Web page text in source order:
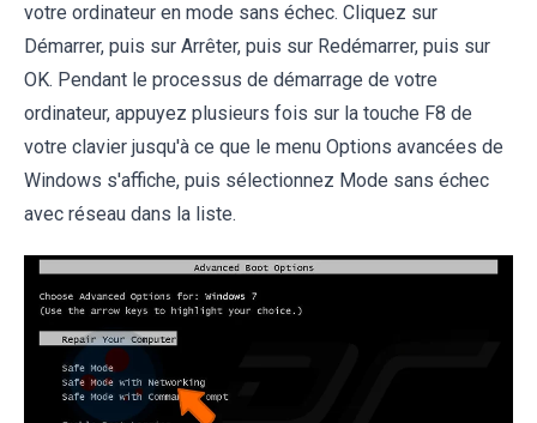
votre ordinateur en mode sans échec. Cliquez sur
Démarrer, puis sur Arrêter, puis sur Redémarrer, puis sur
OK. Pendant le processus de démarrage de votre
ordinateur, appuyez plusieurs fois sur la touche F8 de
votre clavier jusqu'à ce que le menu Options avancées de
Windows s'affiche, puis sélectionnez Mode sans échec
avec réseau dans la liste.